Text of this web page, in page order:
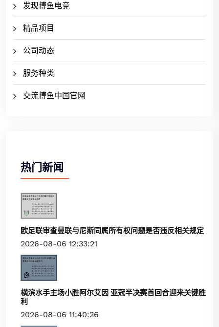
发现博鱼电竞
精品项目
公司动态
服务种类
交流博鱼中国官网
热门新闻
欧足联审查曼联与尼斯同属所有权问题是否违反相关规定
2026-08-06 12:33:21
横滨水手主场小胜阿尔艾因 亚冠半决赛首回合迎来关键胜
利
2026-08-06 11:40:26